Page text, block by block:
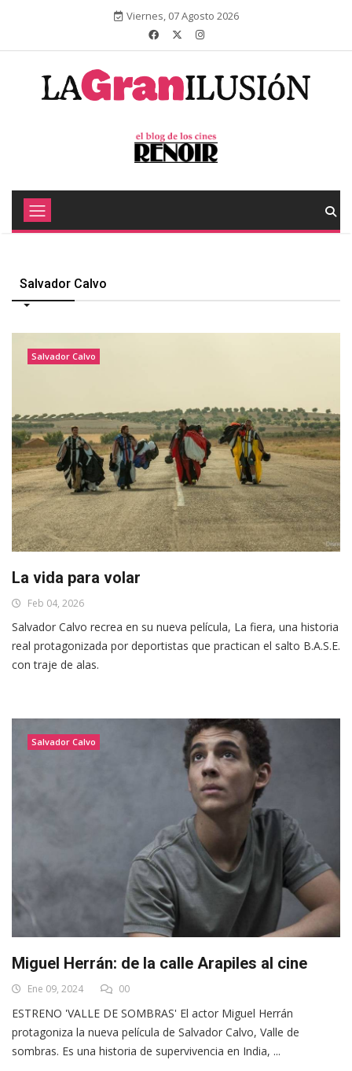
Viernes, 07 Agosto 2026
Salvador Calvo
Salvador Calvo
La vida para volar
Feb 04, 2026
Salvador Calvo recrea en su nueva película, La fiera, una historia
real protagonizada por deportistas que practican el salto B.A.S.E.
con traje de alas.
Salvador Calvo
Miguel Herrán: de la calle Arapiles al cine
Ene 09, 2024 00
ESTRENO 'VALLE DE SOMBRAS' El actor Miguel Herrán
protagoniza la nueva película de Salvador Calvo, Valle de
sombras. Es una historia de supervivencia en India, ...